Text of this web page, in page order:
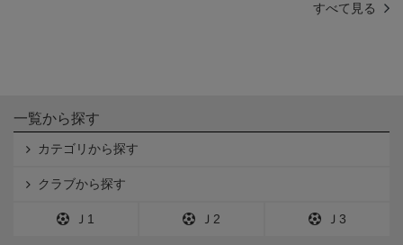
すべて見る
一覧から探す
カテゴリから探す
クラブから探す
Ｊ1 Ｊ2 Ｊ3